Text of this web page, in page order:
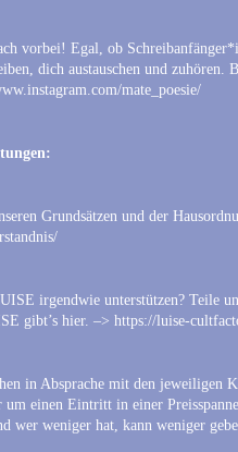
vorbei! Egal, ob
dich austauschen und zuhören.
mate_poesie/
Grundsätzen und der
irgendwie unterstützen? Teile
gibt’s hier. –> https://luise-
in Absprache mit den jeweiligen
einen Eintritt in einer
wer weniger hat, kann weniger